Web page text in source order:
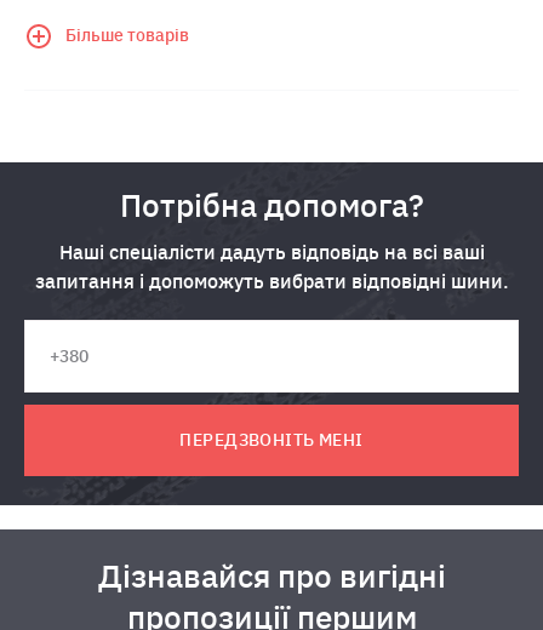
Більше товарів
Потрібна допомога?
Наші спеціалісти дадуть відповідь на всі ваші
запитання і допоможуть вибрати відповідні шини.
ПЕРЕДЗВОНІТЬ МЕНІ
Дізнавайся про вигідні
пропозиції першим